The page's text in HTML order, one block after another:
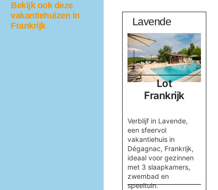
Bekijk ook deze
vakantiehuizen in
FrankrijkCocotiers Lavende
Lot
Frankrijk
Verblijf in Lavende,
een sfeervol
vakantiehuis in
Dégagnac, Frankrijk,
ideaal voor gezinnen
met 3 slaapkamers,
zwembad en
speeltuin.